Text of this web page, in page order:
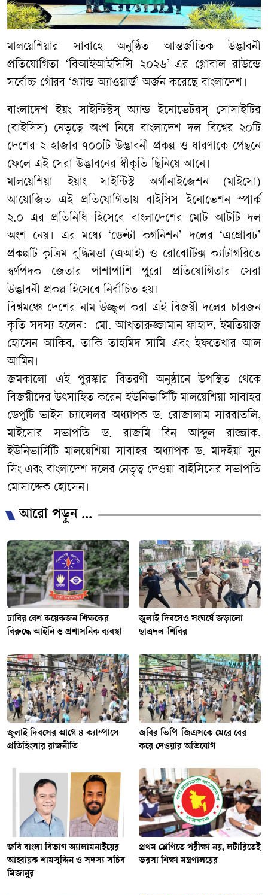
মালয়েশিয়ার সাবাহে অনুষ্ঠিত আন্তর্জাতিক উদ্ভাবনী
প্রতিযোগিতা ‘বিআইআইসিসি ২০২৬’-এর গ্লোবাল রাউন্ডে
সর্বোচ্চ গৌরব ‘গ্র্যান্ড অ্যাওয়ার্ড’ অর্জন করেছে বাংলাদেশ।
বাংলাদেশ ইয়ং সাইন্টিস্টস্ অ্যান্ড ইনোভেটরস্ সোসাইটির
(বাইসিস) নেতৃত্বে অংশ নিয়ে বাংলাদেশ দল বিশ্বের ২০টি
দেশের ২ হাজার ৭০০টি উদ্ভাবনী প্রকল্প ও ধারণাকে পেছনে
ফেলে এই সেরা উদ্ভাবনের স্বীকৃতি ছিনিয়ে আনে।
মালয়েশিয়া ইয়াং সাইন্টিস্ট অর্গানাইজেশন (মাইসো)
আয়োজিত এই প্রতিযোগিতায় বাইসিস ইনোভেশন স্পার্ক
২.০ এর প্রতিনিধি হিসেবে বাংলাদেশের মোট আটটি দল
অংশ নেয়। এর মধ্যে ‘ডেল্টা কগনিশন’ দলের ‘এগ্রোবট’
প্রকল্পটি কৃত্রিম বুদ্ধিমত্তা (এআই) ও রোবোটিক্স ক্যাটাগরিতে
স্বর্ণপদক জেতার পাশাপাশি পুরো প্রতিযোগিতার সেরা
উদ্ভাবনী প্রকল্প হিসেবে নির্বাচিত হয়।
​বিশ্বমঞ্চে দেশের নাম উজ্জ্বল করা এই বিজয়ী দলের চারজন
কৃতি সদস্য হলেন: মো. আখতারুজ্জামান ফাহাদ, ইমতিয়াজ
হোসেন আকিব, তাকি তাহমিদ সামি এবং ইফতেখার আল
আমিন।
জমকালো এই পুরস্কার বিতরণী অনুষ্ঠানে উপস্থিত থেকে
বিজয়ীদের উৎসাহিত করেন ইউনিভার্সিটি মালয়েশিয়া সাবাহর
ডেপুটি ভাইস চ্যান্সেলর অধ্যাপক ড. রোজালাম সারবাতলি,
মাইসোর সভাপতি ড. রাজমি বিন আব্দুল রাজ্জাক,
ইউনিভার্সিটি মালয়েশিয়া সাবাহর অধ্যাপক ড. মাদইয়া সুন
সিং এবং বাংলাদেশ দলের নেতৃত্ব দেওয়া বাইসিসের সভাপতি
মোসাদ্দেক হোসেন।
আরো পড়ুন ...
ঢাবির বেশ কয়েকজন শিক্ষকের
বিরুদ্ধে আইনি ও প্রশাসনিক ব্যবস্থা
জুলাই দিবসেও সংঘর্ষে জড়ালো
ছাত্রদল-শিবির
জুলাই দিবসের আগে ৪ ক্যাম্পাসে
প্রতিহিংসার রাজনীতি
জবির ভিপি-জিএসকে মেরে বের
করে দেওয়ার অভিযোগ
জ‌বি বাংলা বিভাগ অ‍্যালামনাইয়ের
আহ্বায়ক শামসুদ্দিন ও সদস্য সচিব
মিজানুর
প্রথম শ্রেণিতে পরীক্ষা নয়, লটারিতেই
ভরসা শিক্ষা মন্ত্রণালয়ের